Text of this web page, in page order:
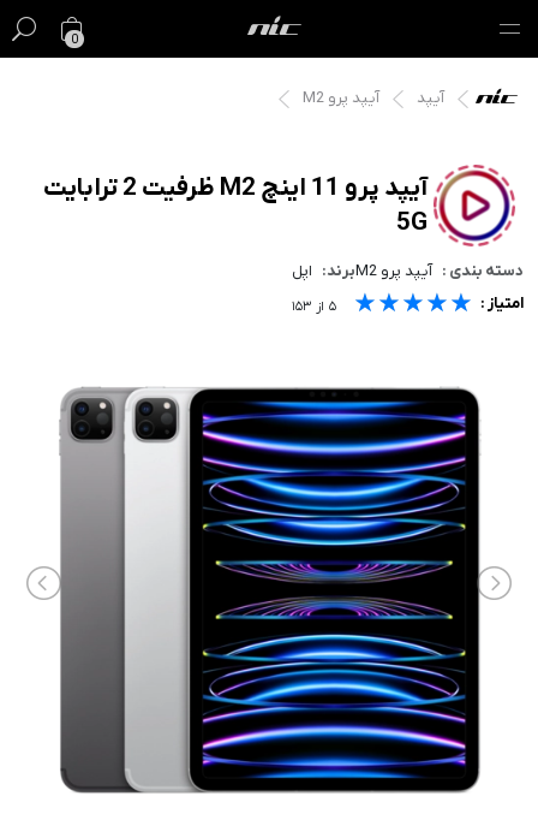
0
گیفت کارت
مک
آیفون
ایرپاد
اپل واچ
لوازم جانبی
صدا و تصویر
قیمت روز
محصولات کارکرده
تماس با ما
خواندنی ها
آیپد آیپد پرو M2
آیپد پرو 11 اینچ M2 ظرفیت 2 ترابایت
5G
دسته بندی : آیپد پرو M2 برند: اپل
امتیاز : ★★★★★
★★★★★
★★★★★ ۵ از ۱۵۳